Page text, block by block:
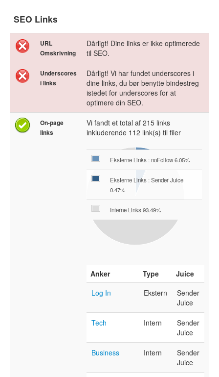
SEO Links
URL
Omskrivning
Dårligt! Dine links er ikke optimerede
til SEO.
Underscores
i links
Dårligt! Vi har fundet underscores i
dine links, du bør benytte bindestreg
istedet for underscores for at
optimere din SEO.
On-page
links
Vi fandt et total af 215 links
inkluderende 112 link(s) til filer
Eksterne Links : noFollow 6.05%
Eksterne Links : Sender Juice
0.47%
Interne Links 93.49%
Anker Type
Juice
Log In
Ekstern
Sender
Juice
Tech Intern
Sender
Juice
Business Intern
Sender
Juice